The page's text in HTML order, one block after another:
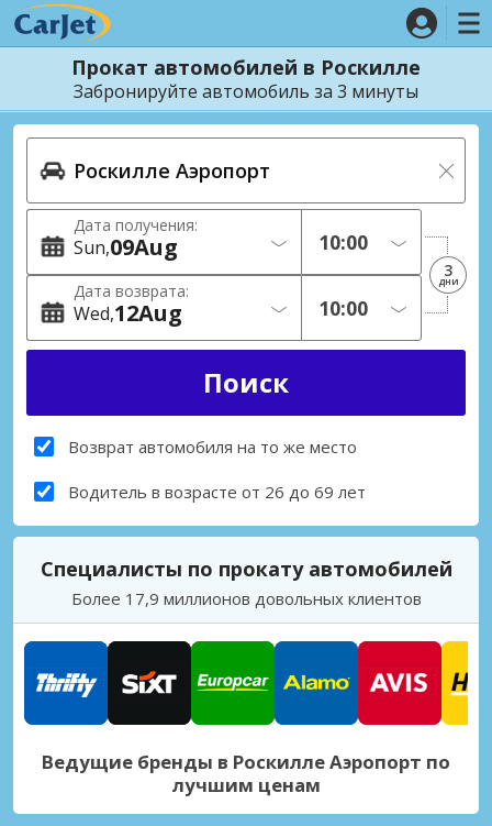
Прокат автомобилей в Роскилле
Забронируйте автомобиль за 3 минуты
Дата получения:
Sun 09Aug
Дата возврата:
Wed 12Aug
3
дни
Возврат автомобиля на то же место
Водитель в возрасте от 26 до 69 лет
Специалисты по прокату автомобилей
Более 17,9 миллионов довольных клиентов
Ведущие бренды в Роскилле Аэропорт по
лучшим ценам